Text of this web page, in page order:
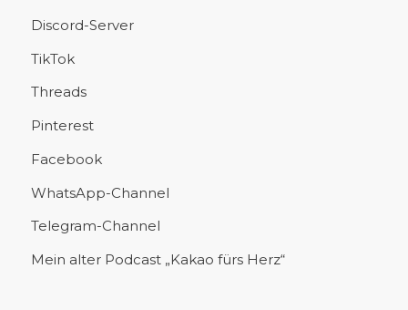
Discord-Server
TikTok
Threads
Pinterest
Facebook
WhatsApp-Channel
Telegram-Channel
Mein alter Podcast „Kakao fürs Herz“